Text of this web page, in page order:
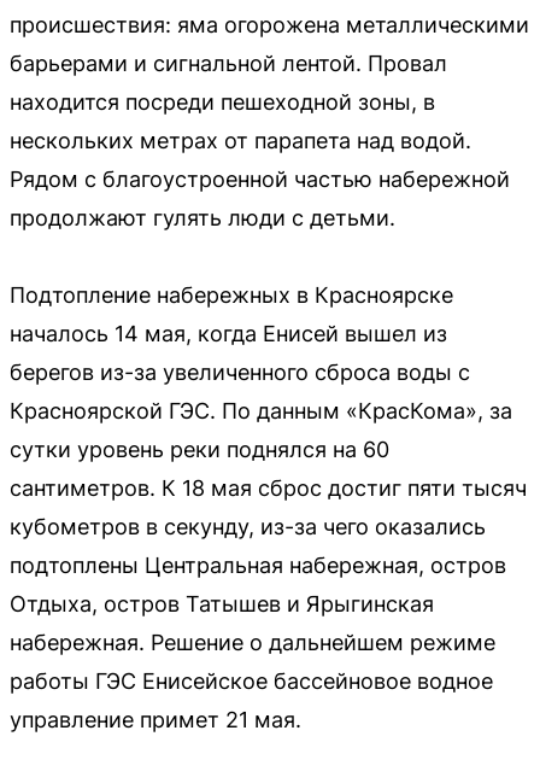
происшествия: яма огорожена металлическими
барьерами и сигнальной лентой. Провал
находится посреди пешеходной зоны, в
нескольких метрах от парапета над водой.
Рядом с благоустроенной частью набережной
продолжают гулять люди с детьми.
Подтопление набережных в Красноярске
началось 14 мая, когда Енисей вышел из
берегов из-за увеличенного сброса воды с
Красноярской ГЭС. По данным «КрасКома», за
сутки уровень реки поднялся на 60
сантиметров. К 18 мая сброс достиг пяти тысяч
кубометров в секунду, из-за чего оказались
подтоплены Центральная набережная, остров
Отдыха, остров Татышев и Ярыгинская
набережная. Решение о дальнейшем режиме
работы ГЭС Енисейское бассейновое водное
управление примет 21 мая.